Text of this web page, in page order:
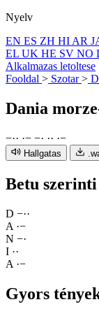
Nyelv
EN ES ZH HI AR
EL UK HE SV NO
Alkalmazas letoltese
Fooldal > Szotar> D
Dania
−·· ·− −· ·· ·−
Hallgatas
Betu szerinti
D −··
A ·−
N −·
I ··
A ·−
Gyors